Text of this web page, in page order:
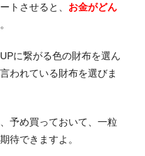
トさせると、 お金がどん
に繋がる色の財布を選ん
われている財布を選びま
予め買っておいて、一粒
待できますよ。